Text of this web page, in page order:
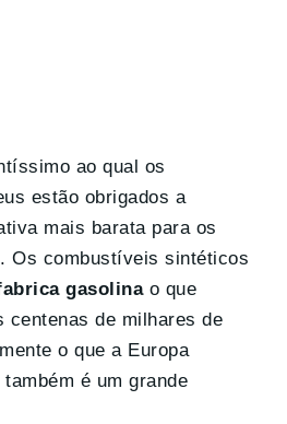
ao qual os
estão obrigados a
mais barata para os
Os combustíveis sintéticos
gasolinao que
centenas de milhares de
o que a Europa
é um grande